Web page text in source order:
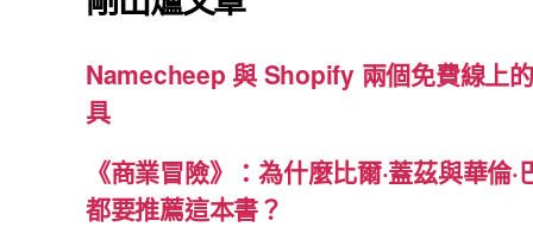
Namecheep 與 Shopify 兩個免費線上
具
《商業冒險》：為什麼比爾·蓋茲與華倫
都要推薦這本書？